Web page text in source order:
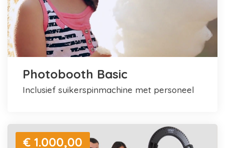
Photobooth Basic
inclusief suikerspinmachine met personeel
€ 1.000,00